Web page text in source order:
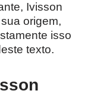
Ivisson
origem,
isso
texto.